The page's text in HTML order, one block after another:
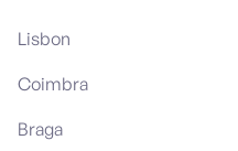
Lisbon
Coimbra
Braga